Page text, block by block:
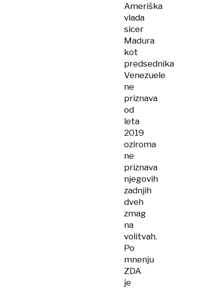
Ameriška
vlada
sicer
Madura
kot
predsednika
Venezuele
ne
priznava
od
leta
2019
oziroma
ne
priznava
njegovih
zadnjih
dveh
zmag
na
volitvah.
Po
mnenju
ZDA
je